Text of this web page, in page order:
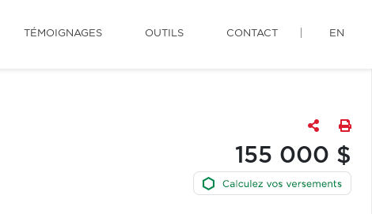
TÉMOIGNAGES OUTILS CONTACT EN
155 000 $